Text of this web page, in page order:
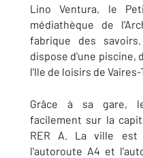
Lino Ventura, le
médiathèque de
fabrique des
dispose d'une piscine,
l'Ile de loisirs de Vaires-
Grâce à sa gare,
facilement sur la
RER A. La ville est
l'autoroute A4 et